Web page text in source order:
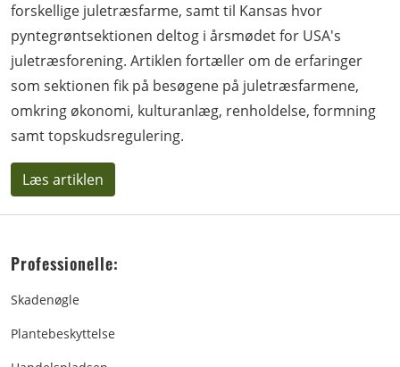
forskellige juletræsfarme, samt til Kansas hvor
pyntegrøntsektionen deltog i årsmødet for USA's
juletræsforening. Artiklen fortæller om de erfaringer
som sektionen fik på besøgene på juletræsfarmene,
omkring økonomi, kulturanlæg, renholdelse, formning
samt topskudsregulering.
Læs artiklen
Professionelle:
Skadenøgle
Plantebeskyttelse